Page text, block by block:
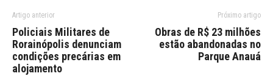
Artigo anterior
Policiais Militares de
Rorainópolis denunciam
condições precárias em
alojamento
Próximo artigo
Obras de R$ 23 milhões
estão abandonadas no
Parque Anauá